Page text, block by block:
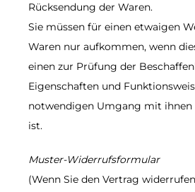
Rücksendung der Waren.
Sie müssen für einen etwaigen
Waren nur aufkommen, wenn
einen zur Prüfung der
Eigenschaften und
notwendigen Umgang mit ihnen
ist.
Muster-Widerrufsformular
(Wenn Sie den Vertrag